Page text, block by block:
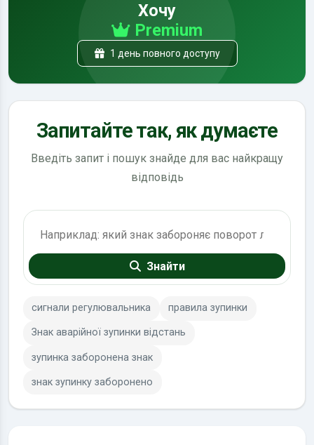
Хочу
Premium
1 день повного доступу
Запитайте так, як думаєте
Введіть запит і пошук знайде для вас найкращу
відповідь
Знайти
сигнали регулювальника правила зупинки
Знак аварійної зупинки відстань
зупинка заборонена знак
знак зупинку заборонено